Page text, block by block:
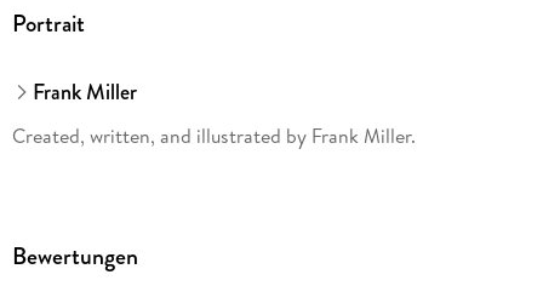
Portrait
Frank Miller
Created, written, and illustrated by Frank Miller.
Bewertungen